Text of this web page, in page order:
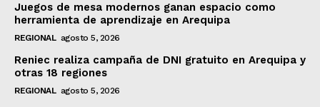
Juegos de mesa modernos ganan espacio como
herramienta de aprendizaje en Arequipa
REGIONAL agosto 5, 2026
Reniec realiza campaña de DNI gratuito en Arequipa y
otras 18 regiones
REGIONAL agosto 5, 2026